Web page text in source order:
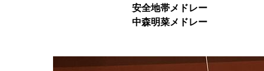
安全地帯メドレー
中森明菜メドレー